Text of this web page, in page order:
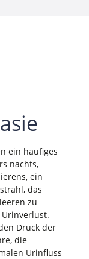
ein häufiges
nachts,
ein
das
zu
Druck der
die
Urinfluss